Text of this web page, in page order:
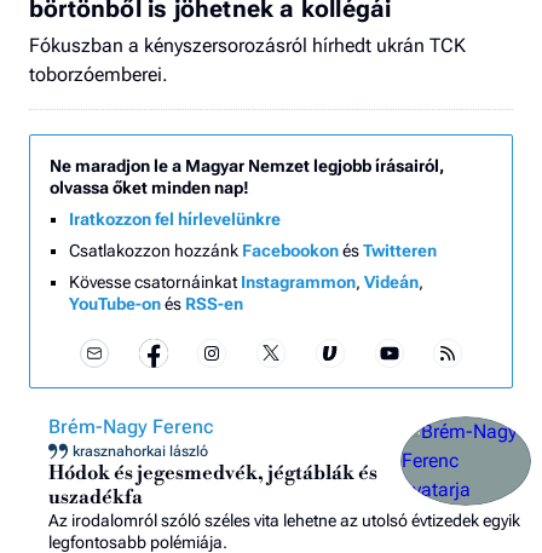
börtönből is jöhetnek a kollégái
Fókuszban a kényszersorozásról hírhedt ukrán TCK
toborzóemberei.
Ne maradjon le a Magyar Nemzet legjobb írásairól,
olvassa őket minden nap!
Iratkozzon fel hírlevelünkre
Csatlakozzon hozzánk FacebookonésTwitteren
Kövesse csatornáinkat Instagrammon, Videán,
YouTube-onés RSS-en
Brém-Nagy Ferenc
krasznahorkai lászló
Hódok és jegesmedvék, jégtáblák és
uszadékfa
Az irodalomról szóló széles vita lehetne az utolsó évtizedek egyik
legfontosabb polémiája.